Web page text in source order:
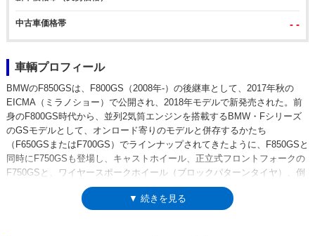
中古車価格帯 - -
車輌プロフィール
BMWのF850GSは、F800GS（2008年-）の後継車として、2017年秋の
EICMA（ミラノショー）で公開され、2018年モデルで新発売された。前
身のF800GS時代から、並列2気筒エンジンを搭載するBMW・Fシリーズ
のGSモデルとして、オンロード寄りのモデルと併存するかたち
（F650GSまたはF700GS）でラインナップされてきたように、F850GSと
同時にF750GSも登場し、キャストホイール、正立式フロントフォークの
F750GSと、ワイヤースポークホイール（ブロックパターンタイヤ）、倒
立フォークを備えた、よりオフロード色の濃いF850GSが並立するかたち
になった。ワイヤースポークホイールは、衝撃吸収性に優れているため、
▼ 続きを見る